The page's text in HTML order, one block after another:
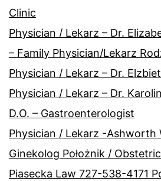
Clinic
Physician / Lekarz – Dr.
– Family Physician/Lekarz
Physician / Lekarz – Dr.
Physician / Lekarz – Dr.
D.O. – Gastroenterologist
Physician / Lekarz -Ashworth
Ginekolog Położnik /
Piasecka Law 727-538-4171